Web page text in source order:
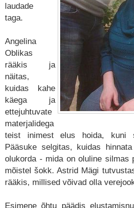
laudade
taga.
Angelina
Oblikas
rääkis ja
näitas,
kuidas kahe
käega ja
ettejuhtuvate
materjalidega
teist inimest elus hoida, kuni
Pääsuke selgitas, kuidas
olukorda - mida on oluline silmas
mõistel šokk. Astrid Mägi
rääkis, millised võivad olla
Esimene õhtu päädis